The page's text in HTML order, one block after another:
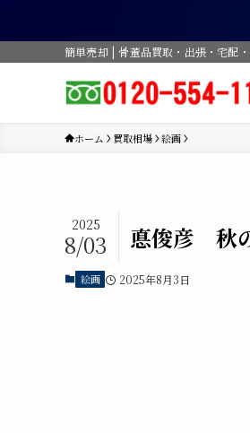
簡単売却 | 骨董品買取・出張・宅配
ホーム 買取相場 絵画
悳俊彦 秋
2025
8/03
絵画 2025年8月3日